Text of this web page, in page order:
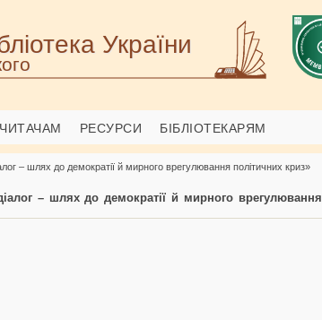
України
ЧИТАЧАМ РЕСУРСИ БІБЛІОТЕКАРЯМ
– шлях до демократії й мирного врегулювання політичних криз»
– шлях до демократії й мирного врегулювання